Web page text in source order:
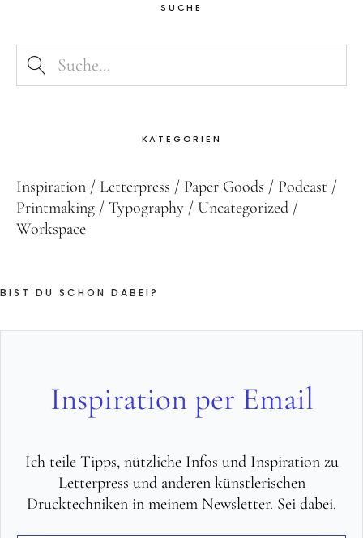
SUCHE
KATEGORIEN
Inspiration Letterpress Paper Goods
Podcast
Printmaking
Typography
Uncategorized
Workspace
BIST DU SCHON DABEI?
Inspiration per Email
Ich teile Tipps, nützliche Infos und Inspiration zu
Letterpress und anderen künstlerischen
Drucktechniken in meinem Newsletter. Sei dabei.